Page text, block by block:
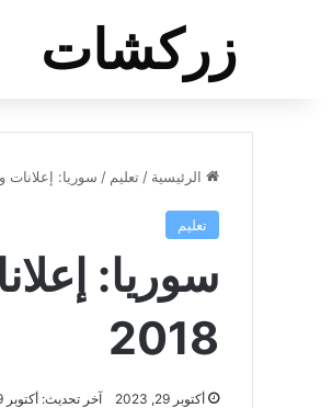
زركشات
الرئيسية / تعليم / سوريا: إعلانات و
تعليم
2018
أكتوبر 29, 2023 آخر تحديث: أكتوبر 29, 2023